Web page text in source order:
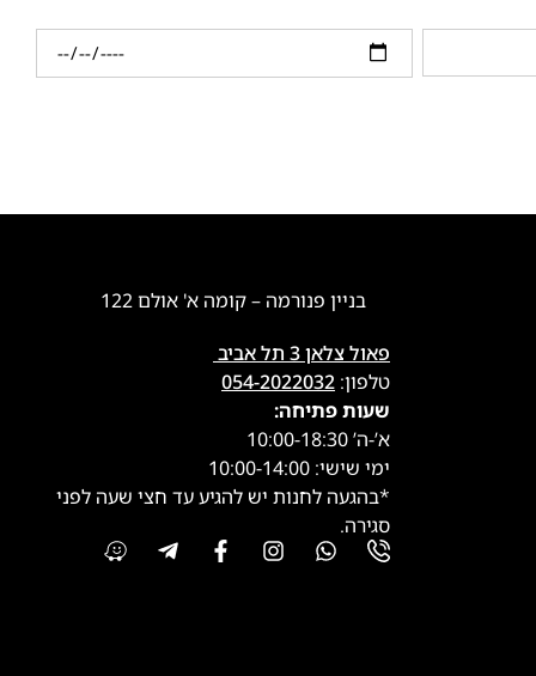
בניין פנורמה – קומה א' אולם 122
פאול צלאן 3 תל אביב
טלפון: 054-2022032
שעות פתיחה:
א’-ה’ 10:00-18:30
ימי שישי: 10:00-14:00
*בהגעה לחנות יש להגיע עד חצי שעה לפני
סגירה.